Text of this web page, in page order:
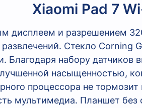
Xiaomi Pad 7
дисплеем и разрешением
Стекло Corning
Благодаря набору
насыщенностью,
процессора не
мультимедиа. Планшет